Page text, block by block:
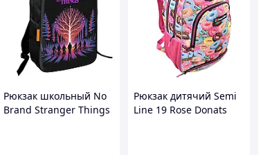
Рюкзак школьный No
Brand Stranger Things
Рюкзак дитячий Semi
Line 19 Rose Donats